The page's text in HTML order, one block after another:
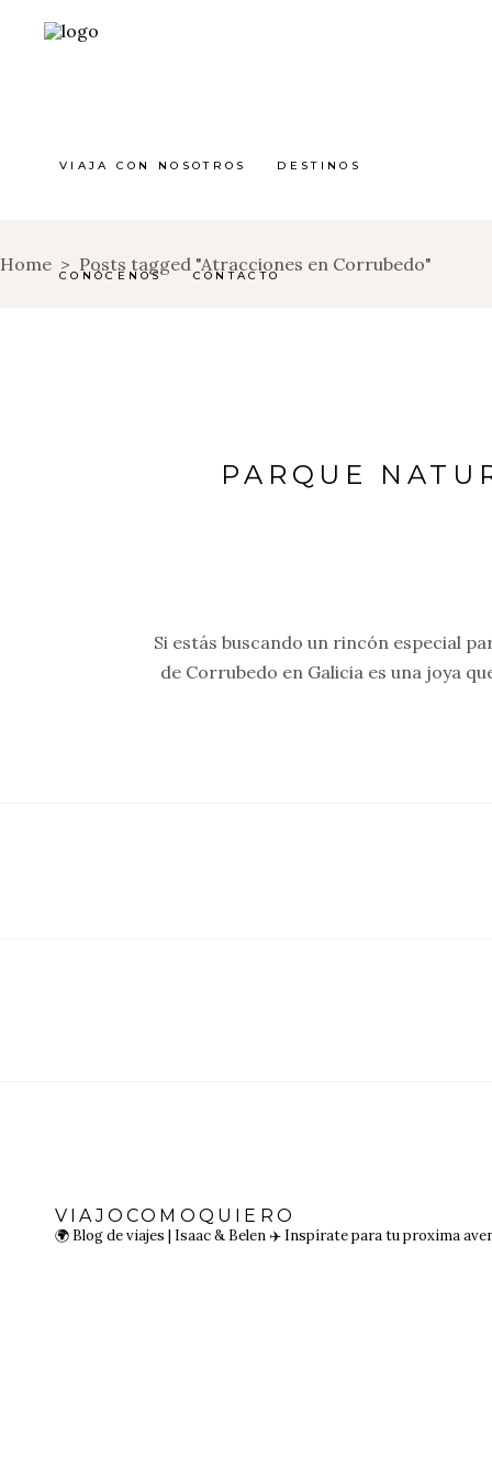
VIAJA CON NOSOTROS DESTINOS
CONÓCENOS CONTACTO
Home > Posts tagged "Atracciones en Corrubedo"
PARQUE
Si estás buscando un rincón especial
de Corrubedo en Galicia es una joya
VIAJOCOMOQUIERO
🌍 Blog de viajes | Isaac & Belen ✈️ Inspírate para tu proxima